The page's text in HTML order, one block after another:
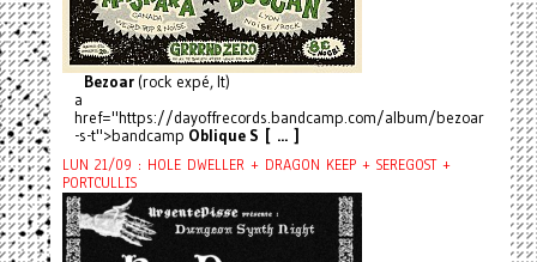
Bezoar(rock expé, It)
a
href="https://dayoffrecords.bandcamp.com/album/bezoar
-s-t">bandcamp Oblique S [ ... ]
LUN 21/09 : HOLE DWELLER + DRAGON KEEP + SEREGOST +
PORTCULLIS